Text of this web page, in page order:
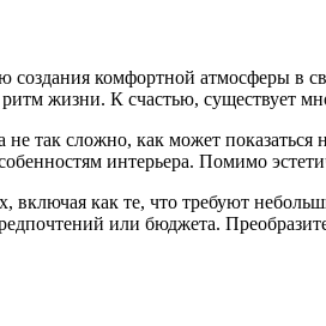
комфортной атмосферы в
жизни. К счастью, существует
так сложно, как может
интерьера. Помимо
включая как те, что требуют
или бюджета.